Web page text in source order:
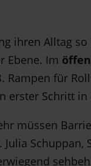
ihren Alltag so
Ebene. Im
Rampen für
erster Schritt
müssen
Julia